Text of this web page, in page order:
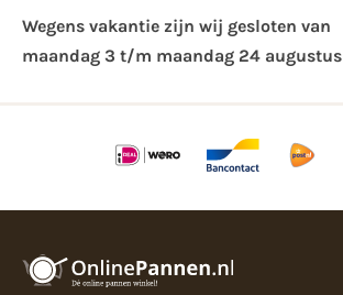
Wegens vakantie zijn wij gesloten van ​
maandag 3 t/m maandag 24 augustus